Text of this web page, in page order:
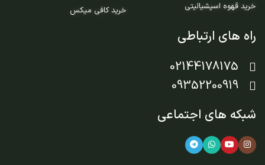
خرید قهوه اسپشیالیتی
خرید کافی میکس
راه های ارتباطی
02144178175
09352200919
شبکه های اجتماعی